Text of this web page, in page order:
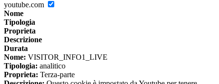
youtube.com
Nome
Tipologia
Proprieta
Descrizione
Durata
Nome: VISITOR_INFO1_LIVE
Tipologia: analitico
Proprieta: Terza-parte